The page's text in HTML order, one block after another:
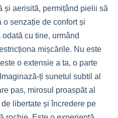
și aerisită, permițând pielii să
o senzație de confort și
cu tine, urmând
mișcările. Nu este
o extensie a ta, o parte
ți sunetul subtil al
pas, mirosul proaspăt al
libertate și încredere pe